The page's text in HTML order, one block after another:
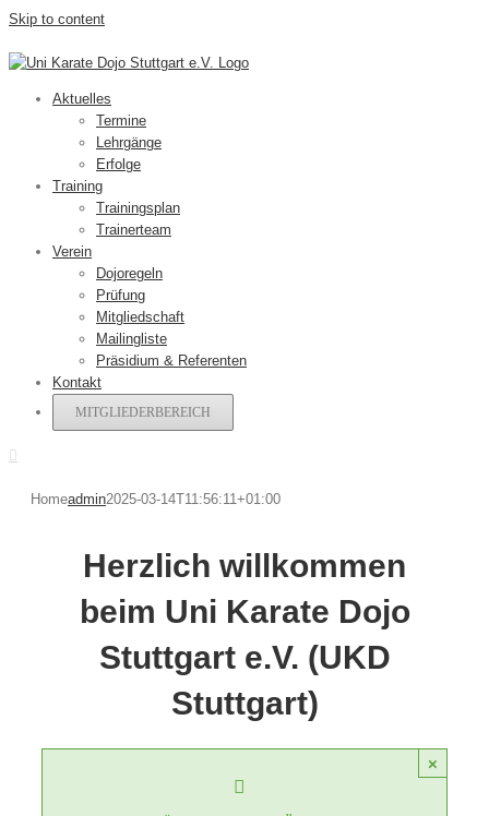
Skip to content
Aktuelles
Termine
Lehrgänge
Erfolge
Training
Trainingsplan
Trainerteam
Verein
Dojoregeln
Prüfung
Mitgliedschaft
Mailingliste
Präsidium & Referenten
Kontakt
MITGLIEDERBEREICH
Homeadmin2025-03-14T11:56:11+01:00
Herzlich willkommen
beim Uni Karate Dojo
Stuttgart e.V. (UKD
Stuttgart)
×